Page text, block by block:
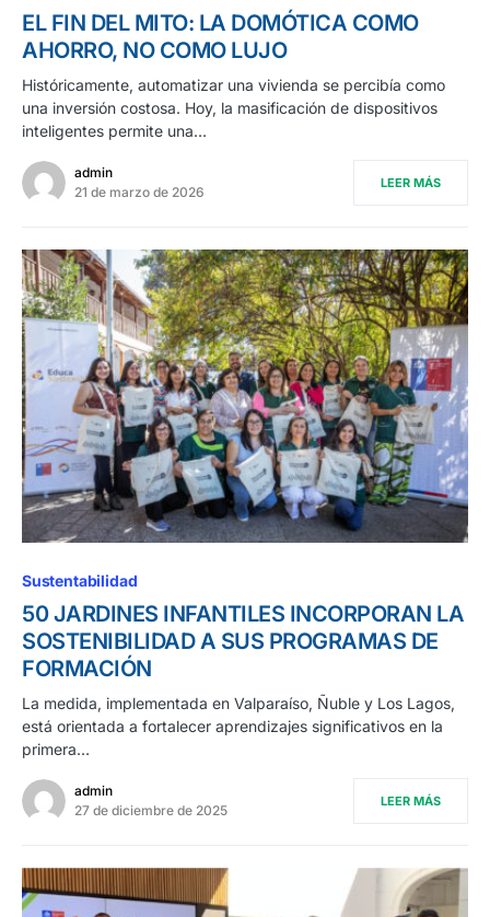
EL FIN DEL MITO: LA DOMÓTICA COMO
AHORRO, NO COMO LUJO
Históricamente, automatizar una vivienda se percibía como
una inversión costosa. Hoy, la masificación de dispositivos
inteligentes permite una…
admin
21 de marzo de 2026
LEER MÁS
Sustentabilidad
50 JARDINES INFANTILES INCORPORAN LA
SOSTENIBILIDAD A SUS PROGRAMAS DE
FORMACIÓN
La medida, implementada en Valparaíso, Ñuble y Los Lagos,
está orientada a fortalecer aprendizajes significativos en la
primera…
admin
27 de diciembre de 2025
LEER MÁS